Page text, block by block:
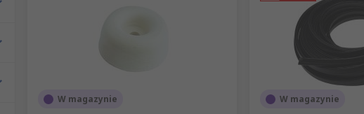
W magazynie W magazynie